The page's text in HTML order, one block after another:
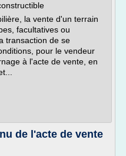
la vente d'un terrain
facultatives ou
transaction de se
pour le vendeur
à l'acte de vente, en
de l'acte de vente